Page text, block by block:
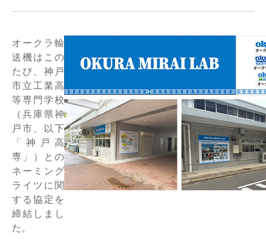
パレタイズ・デパレタイズシステム
バンニング・デバンニングシステム
バーチカル装置（垂直搬送機）
周辺機器
事業紹介
沿革
オークラの取組み
オークラ育英財団
オークラ輸
送機はこの
たび、神戸
市立工業高
等専門学校
（兵庫県神
戸市、以下
「神戸高
専」）との
ネーミング
ライツに関
する協定を
締結しまし
た。